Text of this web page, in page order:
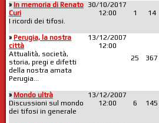
» In memoria di Renato
Curi
I ricordi dei tifosi.
30/10/2017
12:00
1 14
» Perugia, la nostra
città
Attualità, società,
storia, pregi e difetti
della nostra amata
Perugia...
13/12/2007
12:00
25
367
» Mondo ultrà
Discussioni sul mondo
dei tifosi in generale
13/12/2007
12:00
6 145